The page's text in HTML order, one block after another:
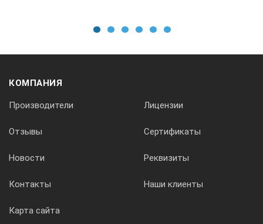
КОМПАНИЯ
Производители Лицензии
Отзывы Сертификаты
Новости Реквизиты
Контакты Наши клиенты
Карта сайта